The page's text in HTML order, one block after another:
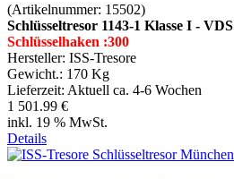
(Artikelnummer: 15502)
Schlüsseltresor 1143-1 Klasse I - VDS
Schlüsselhaken :300
Hersteller: ISS-Tresore
Gewicht.: 170 Kg
Lieferzeit: Aktuell ca. 4-6 Wochen
1 501.99 €
inkl. 19 % MwSt.
Details